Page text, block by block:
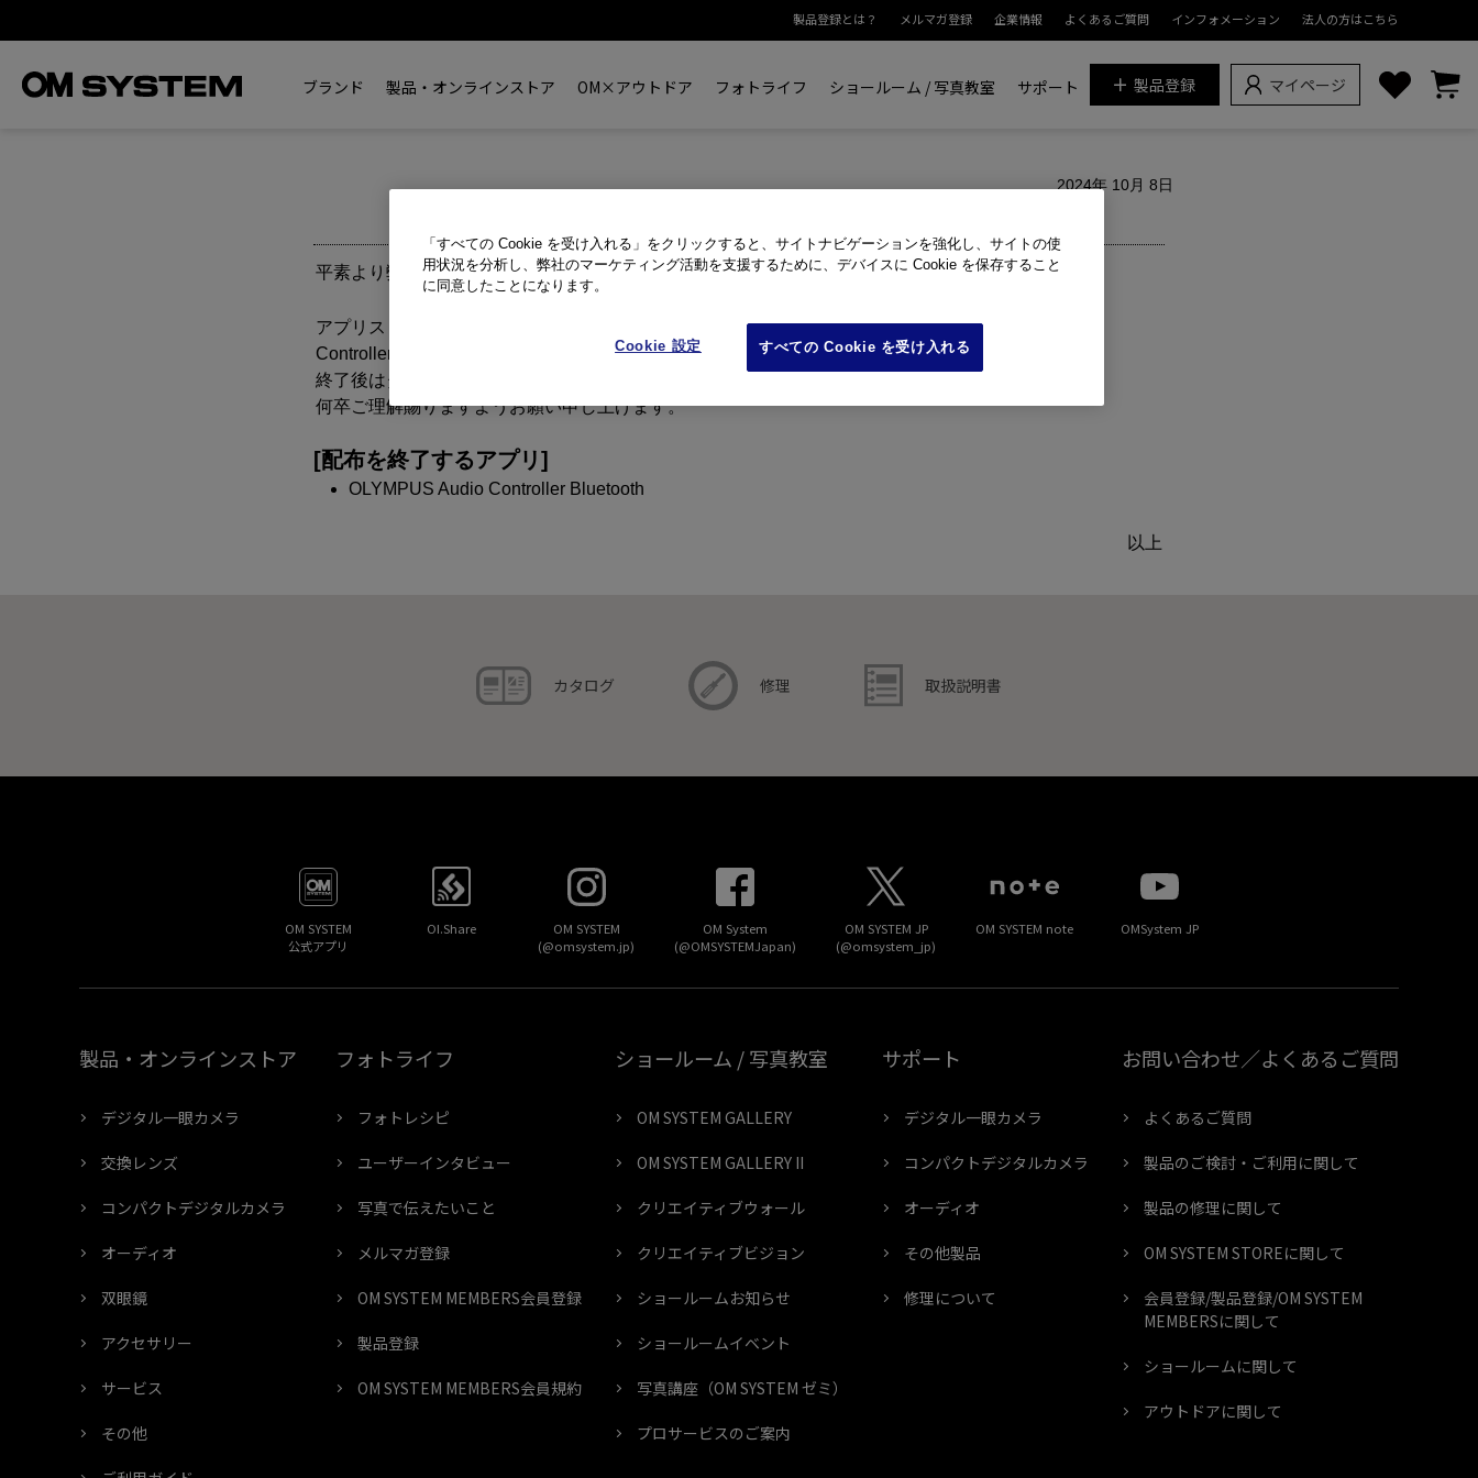
製品登録とは？ メルマガ登録 企業情報 よくあるご質問 インフォメーション 法人の方はこちら
ブランド 製品・オンラインストア OM×アウトドア フォトライフ ショールーム / 写真教室 サポート 製品登録 マイページ
2024年 10月 8日
平素より弊社製品をご愛顧いただきまして、誠にありがとうございます。
アプリストアにて配布しております、オーディオ製品 (LS-P4/LS-P2) 用アプリ「 OLYMPUS Audio
Controller Bluetooth 」につきまして、2024年10月31日をもって配布を終了することとなりました。
終了後はダウンロード、インストールができなくなります。
何卒ご理解賜りますようお願い申し上げます。
[配布を終了するアプリ]
OLYMPUS Audio Controller Bluetooth
以上
カタログ 修理 取扱説明書
OM SYSTEM
公式アプリ
OI.Share
OM SYSTEM
(@omsystem.jp)
OM System
(@OMSYSTEMJapan)
OM SYSTEM JP
(@omsystem_jp)
OM SYSTEM note OMSystem JP
製品・オンラインストア
デジタル一眼カメラ
交換レンズ
コンパクトデジタルカメラ
オーディオ
双眼鏡
アクセサリー
サービス
その他
フォトライフ
フォトレシピ
ユーザーインタビュー
写真で伝えたいこと
メルマガ登録
OM SYSTEM MEMBERS会員登録
製品登録
OM SYSTEM MEMBERS会員規約
ショールーム / 写真教室
OM SYSTEM GALLERY
OM SYSTEM GALLERY II
クリエイティブウォール
クリエイティブビジョン
ショールームお知らせ
ショールームイベント
写真講座（OM SYSTEM ゼミ）
プロサービスのご案内
サポート
デジタル一眼カメラ
コンパクトデジタルカメラ
オーディオ
その他製品
修理について
お問い合わせ／よくあるご質問
よくあるご質問
製品のご検討・ご利用に関して
製品の修理に関して
OM SYSTEM STOREに関して
会員登録/製品登録/OM SYSTEM
MEMBERSに関して
ショールームに関して
アウトドアに関して
「すべての Cookie を受け入れる」をクリックすると、サイトナビゲーションを強化し、サイトの使
用状況を分析し、弊社のマーケティング活動を支援するために、デバイスに Cookie を保存すること
に同意したことになります。
Cookie 設定 すべての Cookie を受け入れる